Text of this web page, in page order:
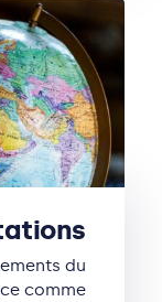
du
comme